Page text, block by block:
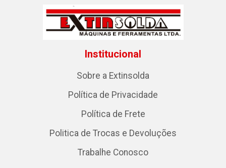
Institucional
Sobre a Extinsolda
Política de Privacidade
Política de Frete
Politica de Trocas e Devoluções
Trabalhe Conosco